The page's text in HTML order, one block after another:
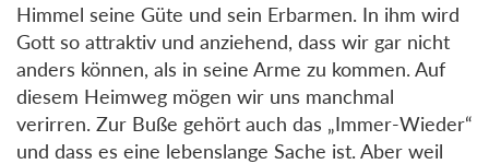
Himmel seine Güte und sein Erbarmen. In ihm wird
Gott so attraktiv und anziehend, dass wir gar nicht
anders können, als in seine Arme zu kommen. Auf
diesem Heimweg mögen wir uns manchmal
verirren. Zur Buße gehört auch das „Immer-Wieder“
und dass es eine lebenslange Sache ist. Aber weil